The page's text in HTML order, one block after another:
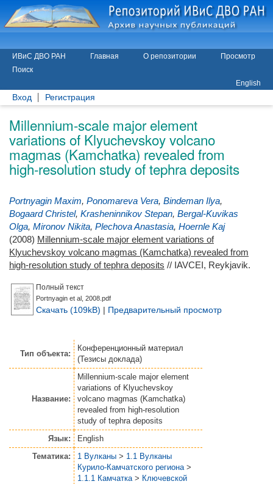
ИВиС ДВО РАН Главная О репозитории
Просмотр
Поиск
English
Вход Регистрация
Millennium-scale major element
variations of Klyuchevskoy volcano
magmas (Kamchatka) revealed from
high-resolution study of tephra deposits
Portnyagin Maxim, Ponomareva Vera, Bindeman Ilya,
Bogaard Christel, Krasheninnikov Stepan, Bergal-Kuvikas
Olga, Mironov Nikita, Plechova Anastasia, Hoernle Kaj
(2008) Millennium-scale major element variations of
Klyuchevskoy volcano magmas (Kamchatka) revealed from
high-resolution study of tephra deposits // IAVCEI, Reykjavik.
Полный текст
Portnyagin et al, 2008.pdf
Скачать (109kB) | Предварительный просмотр
Тип объекта:
Конференционный материал
(Тезисы доклада)
Название:
Millennium-scale major element
variations of Klyuchevskoy
volcano magmas (Kamchatka)
revealed from high-resolution
study of tephra deposits
Язык:
English
Тематика:
1 Вулканы > 1.1 Вулканы
Курило-Камчатского региона >
1.1.1 Камчатка > Ключевской